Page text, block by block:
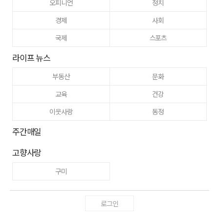
오피니언
정치
경제
사회
국제
스포츠
라이프 뉴스
부동산
문화
교육
건강
이웃사랑
동정
주간매일
고향사랑
구미
로그인